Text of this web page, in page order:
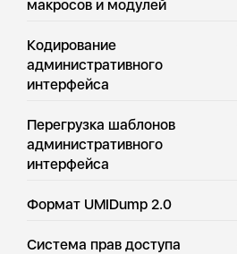
макросов и модулей
Кодирование
административного
интерфейса
Перегрузка шаблонов
административного
интерфейса
Формат UMIDump 2.0
Система прав доступа